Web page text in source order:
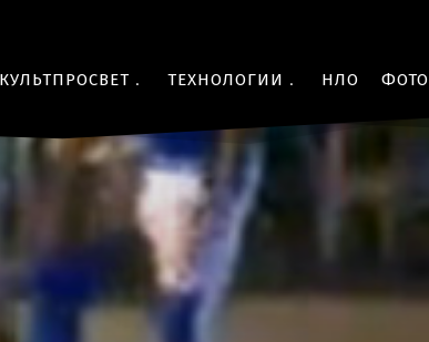
КУЛЬТПРОСВЕТ ТЕХНОЛОГИИ НЛО ФОТО